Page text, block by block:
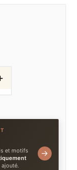
et motifs
→